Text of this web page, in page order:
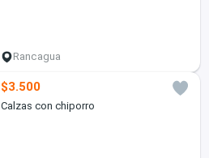
Rancagua
$3.500
Calzas con chiporro